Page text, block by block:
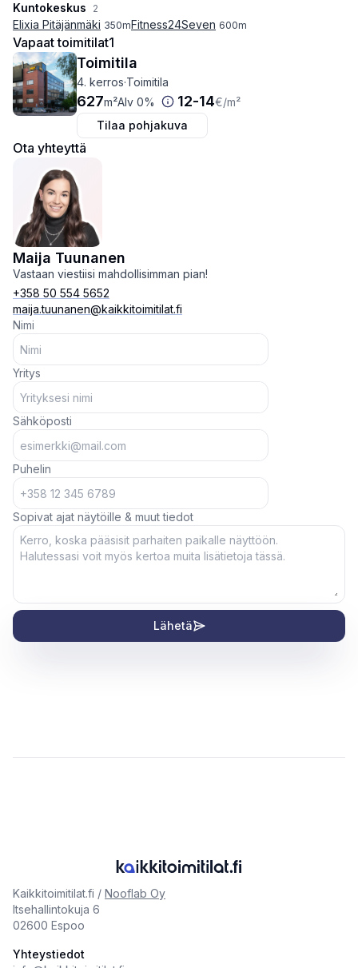
Kuntokeskus 2
Elixia Pitäjänmäki 350mFitness24Seven 600m
Vapaat toimitilat1
Toimitila
4. kerros·Toimitila
627m²Alv 0% 12-14€/m²
Tilaa pohjakuva
Ota yhteyttä
Maija Tuunanen
Vastaan viestiisi mahdollisimman pian!
+358 50 554 5652
maija.tuunanen@kaikkitoimitilat.fi
Nimi
Yritys
Sähköposti
Puhelin
Sopivat ajat näytöille & muut tiedot
Lähetä
Kaikkitoimitilat.fi / Nooflab Oy
Itsehallintokuja 6
02600 Espoo
Yhteystiedot